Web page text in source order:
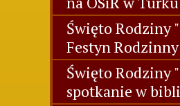
Święto Rodziny
Festyn
Święto Rodziny
spotkanie w